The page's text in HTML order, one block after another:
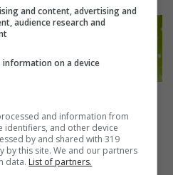
and content, advertising and
audience research and
information on a device
and information from
identifiers, and other device
by and shared with 319
by this site. We and our partners
data. List of partners.